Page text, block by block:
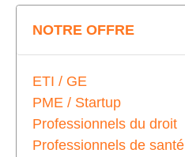
NOTRE OFFRE
ETI / GE
PME / Startup
Professionnels du droit
Professionnels de santé